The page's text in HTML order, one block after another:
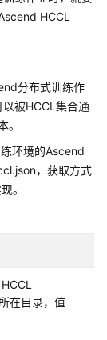
HCCL
分布式训练作
被HCCL集合通
。
环境的Ascend
，获取方式
。
在目录，值